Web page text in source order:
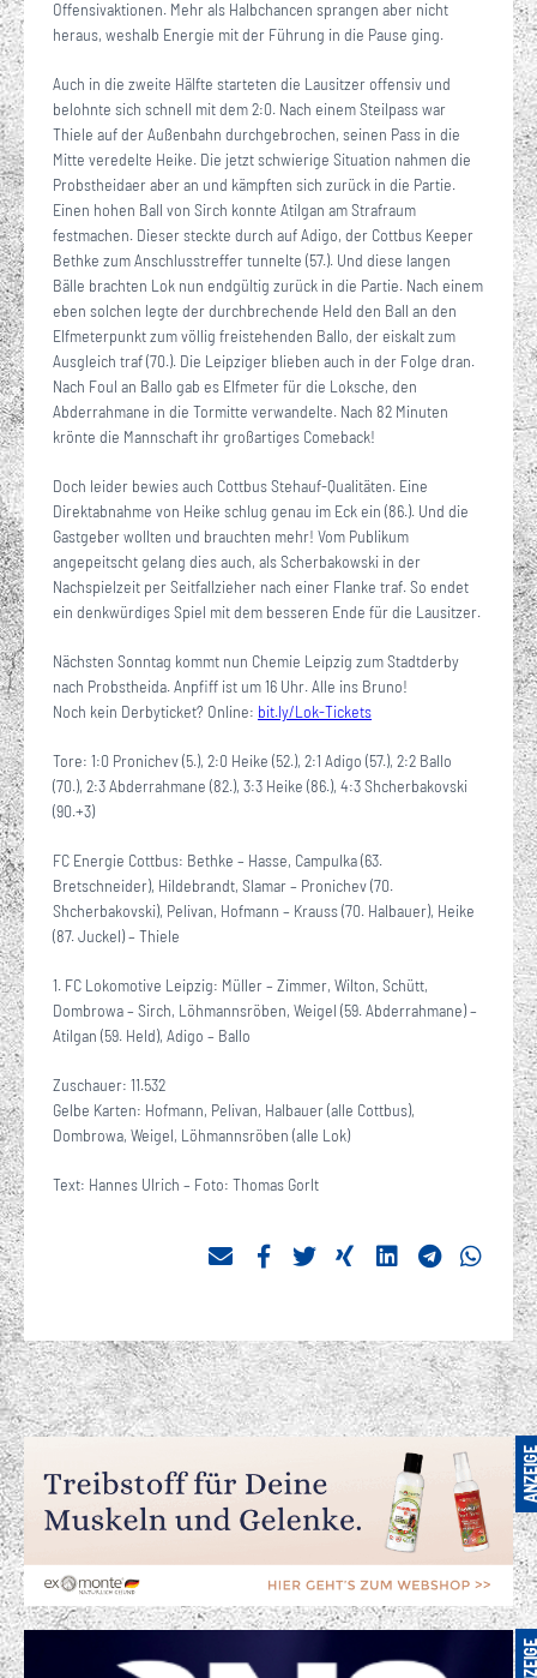
Offensivaktionen. Mehr als Halbchancen sprangen aber nicht
heraus, weshalb Energie mit der Führung in die Pause ging.
Auch in die zweite Hälfte starteten die Lausitzer offensiv und
belohnte sich schnell mit dem 2:0. Nach einem Steilpass war
Thiele auf der Außenbahn durchgebrochen, seinen Pass in die
Mitte veredelte Heike. Die jetzt schwierige Situation nahmen die
Probstheidaer aber an und kämpften sich zurück in die Partie.
Einen hohen Ball von Sirch konnte Atilgan am Strafraum
festmachen. Dieser steckte durch auf Adigo, der Cottbus Keeper
Bethke zum Anschlusstreffer tunnelte (57.). Und diese langen
Bälle brachten Lok nun endgültig zurück in die Partie. Nach einem
eben solchen legte der durchbrechende Held den Ball an den
Elfmeterpunkt zum völlig freistehenden Ballo, der eiskalt zum
Ausgleich traf (70.). Die Leipziger blieben auch in der Folge dran.
Nach Foul an Ballo gab es Elfmeter für die Loksche, den
Abderrahmane in die Tormitte verwandelte. Nach 82 Minuten
krönte die Mannschaft ihr großartiges Comeback!
Doch leider bewies auch Cottbus Stehauf-Qualitäten. Eine
Direktabnahme von Heike schlug genau im Eck ein (86.). Und die
Gastgeber wollten und brauchten mehr! Vom Publikum
angepeitscht gelang dies auch, als Scherbakowski in der
Nachspielzeit per Seitfallzieher nach einer Flanke traf. So endet
ein denkwürdiges Spiel mit dem besseren Ende für die Lausitzer.
Nächsten Sonntag kommt nun Chemie Leipzig zum Stadtderby
nach Probstheida. Anpfiff ist um 16 Uhr. Alle ins Bruno!
Noch kein Derbyticket? Online: bit.ly/Lok-Tickets
Tore: 1:0 Pronichev (5.), 2:0 Heike (52.), 2:1 Adigo (57.), 2:2 Ballo
(70.), 2:3 Abderrahmane (82.), 3:3 Heike (86.), 4:3 Shcherbakovski
(90.+3)
FC Energie Cottbus: Bethke – Hasse, Campulka (63.
Bretschneider), Hildebrandt, Slamar – Pronichev (70.
Shcherbakovski), Pelivan, Hofmann – Krauss (70. Halbauer), Heike
(87. Juckel) – Thiele
1. FC Lokomotive Leipzig: Müller – Zimmer, Wilton, Schütt,
Dombrowa – Sirch, Löhmannsröben, Weigel (59. Abderrahmane) –
Atilgan (59. Held), Adigo – Ballo
Zuschauer: 11.532
Gelbe Karten: Hofmann, Pelivan, Halbauer (alle Cottbus),
Dombrowa, Weigel, Löhmannsröben (alle Lok)
Text: Hannes Ulrich – Foto: Thomas Gorlt